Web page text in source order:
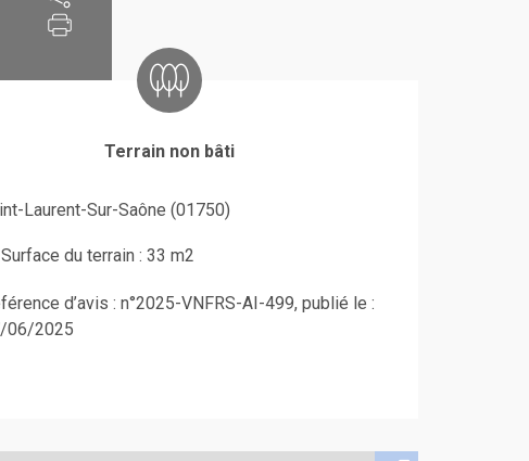
Terrain non bâti
Laurent-Sur-Saône (01750)
Surface du terrain : 33 m2
d’avis : n°2025-VNFRS-AI-499, publié le :
06/2025